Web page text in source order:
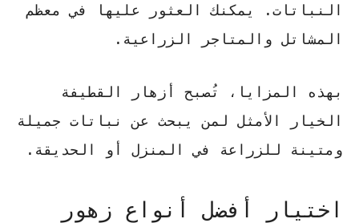
النباتات. يمكنك العثور عليها في معظم
المشاتل والمتاجر الزراعية.
بهذه المزايا، تُصبح أزهار القطيفة
الخيار الأمثل لمن يبحث عن نباتات جميلة
ومتينة للزراعة في المنزل أو الحديقة.
اختيار أفضل أنواع زهور